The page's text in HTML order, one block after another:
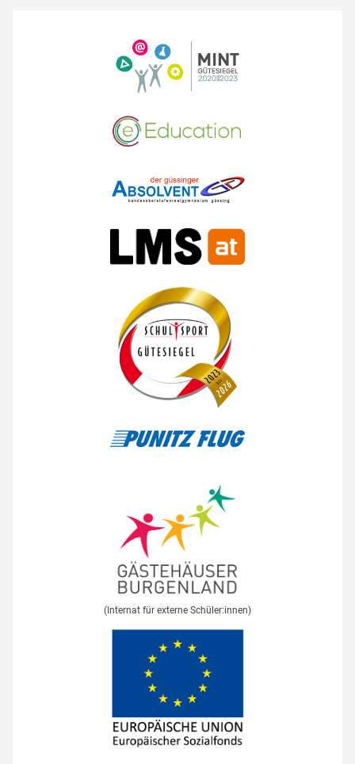
(Internat für externe Schüler:innen)